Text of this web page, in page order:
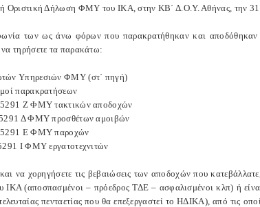
Οριστική Δήλωση ΦΜΥ του ΙΚΑ, στην ΚΒ΄ Δ.Ο.Υ. Αθήνας, την 31
των ως άνω φόρων που παρακρατήθηκαν και
τηρήσετε τα παρακάτω:
Υπηρεσιών ΦΜΥ (στ΄ πηγή)
παρακρατήσεων
Ζ ΦΜΥ τακτικών αποδοχών
Δ ΦΜΥ προσθέτων αμοιβών
Ε ΦΜΥ παροχών
Ι ΦΜΥ εργατοτεχνιτών
να χορηγήσετε τις βεβαιώσεις των αποδοχών που
ΙΚΑ (αποσπασμένοι – πρόεδρος ΤΔΕ – ασφαλισμένοι κλπ) ή
πενταετίας που θα επεξεργαστεί το ΗΔΙΚΑ), από τις